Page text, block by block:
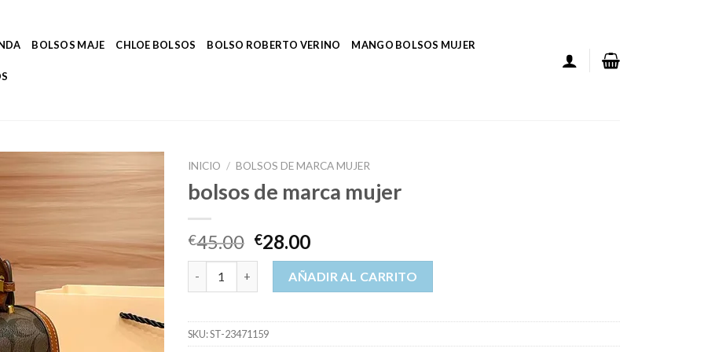
BOLSOS MAJE CHLOE BOLSOS BOLSO ROBERTO VERINO MANGO BOLSOS MUJER
INICIO / BOLSOS DE MARCA MUJER
bolsos de marca mujer
€45.00 €28.00
bolsos de marca mujer cantidadAÑADIR AL CARRITO
SKU:ST-23471159